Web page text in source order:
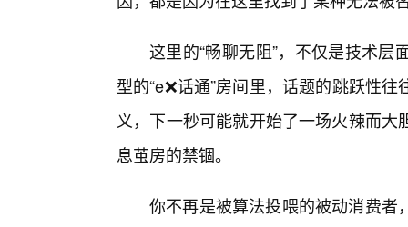
这里的“畅聊无阻”，不仅是技术
型的“e❌话通”房间里，话题的跳跃性
义，下一秒可能就开始了一场火辣而
息茧房的禁锢。
你不再是被算法投喂的被动消费者